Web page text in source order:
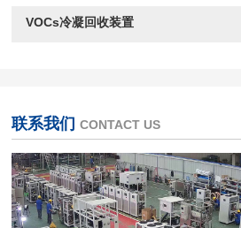
VOCs冷凝回收装置
联系我们 CONTACT US